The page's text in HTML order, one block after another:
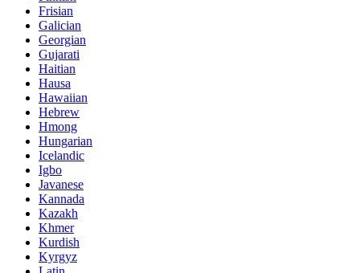
Frisian
Galician
Georgian
Gujarati
Haitian
Hausa
Hawaiian
Hebrew
Hmong
Hungarian
Icelandic
Igbo
Javanese
Kannada
Kazakh
Khmer
Kurdish
Kyrgyz